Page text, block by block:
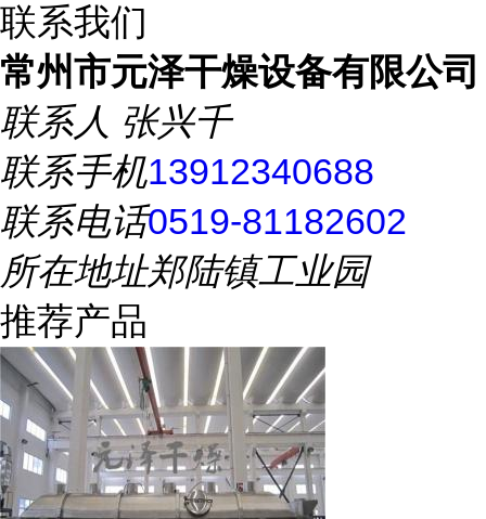
联系我们
常州市元泽干燥设备有限公司
联系人 张兴千
联系手机13912340688
联系电话0519-81182602
所在地址郑陆镇工业园
推荐产品